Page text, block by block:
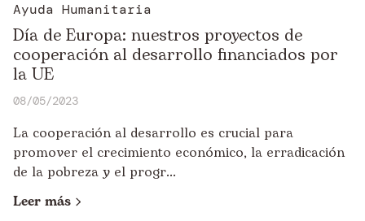
Ayuda Humanitaria
Día de Europa: nuestros proyectos de
cooperación al desarrollo financiados por
la UE
08/05/2023
La cooperación al desarrollo es crucial para
promover el crecimiento económico, la erradicación
de la pobreza y el progr...
Leer más